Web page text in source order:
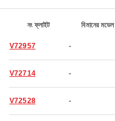
নং ফ্লাইট বিমানের মডেল
V72957 -
V72714 -
V72528 -